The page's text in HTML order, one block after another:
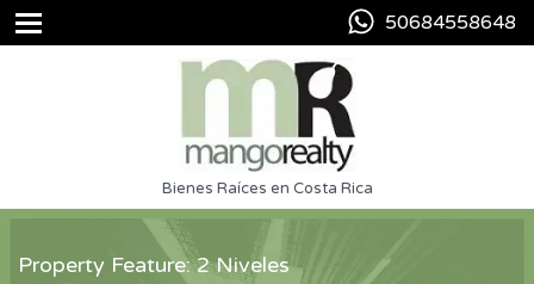
50684558648
Bienes Raíces en Costa Rica
Property Feature: 2 Niveles